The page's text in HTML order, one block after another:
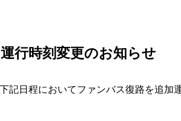
行時刻変更のお知らせ
下記日程においてファンバス復路を追加